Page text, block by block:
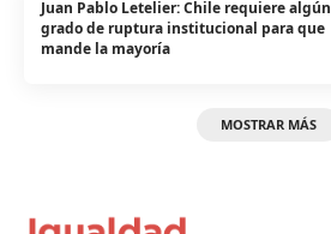
Juan Pablo Letelier: Chile requiere algún
grado de ruptura institucional para que
mande la mayoría
MOSTRAR MÁS